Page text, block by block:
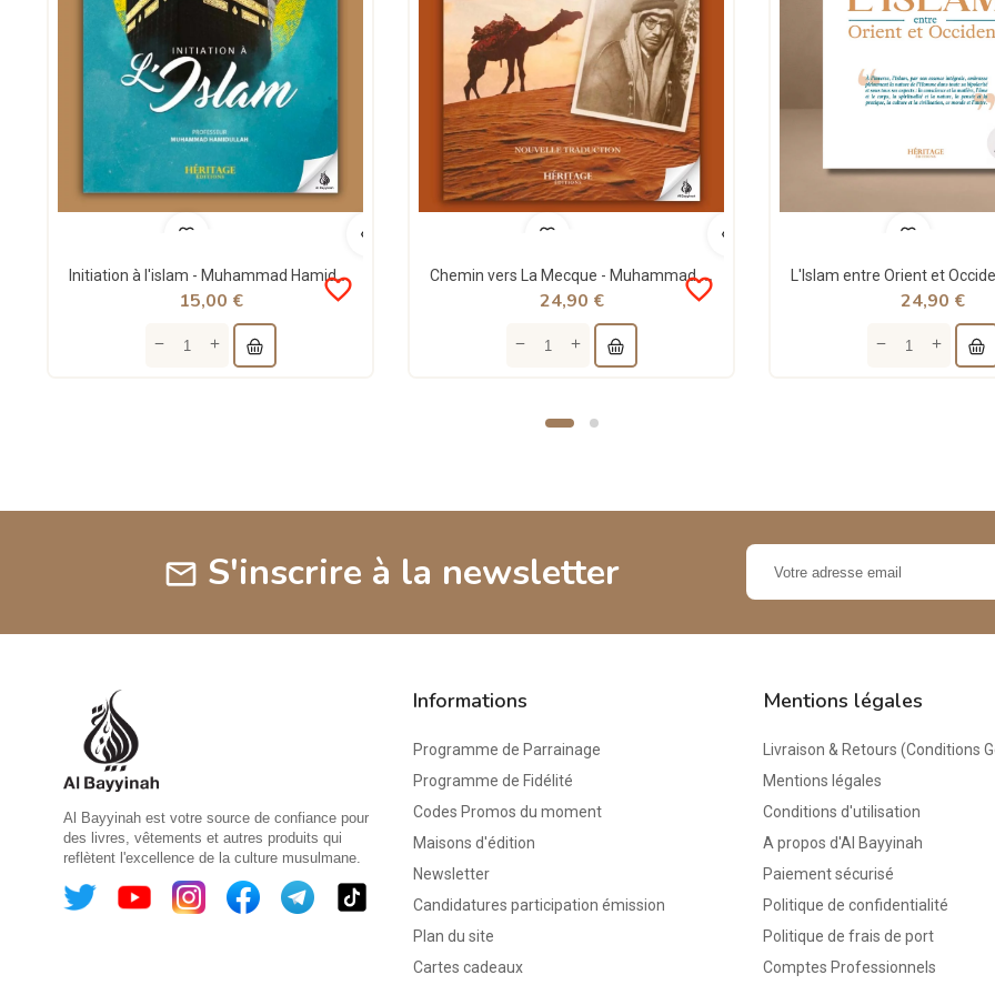
Initiation à l'islam - Muhammad Hamidullah - Héritage
favorite_border
15,00 €
Chemin vers La Mecque - Muhammad Asad - Héritage
favorite_border
24,90 € 24,90 €
mail S'inscrire à la newsletter
Al Bayyinah est votre source de confiance pour
des livres, vêtements et autres produits qui
reflètent l'excellence de la culture musulmane.
Informations
Programme de Parrainage
Programme de Fidélité
Codes Promos du moment
Maisons d'édition
Newsletter
Candidatures participation émission
Plan du site
Cartes cadeaux
Mentions légales
Livraison & Retours (Conditions
Mentions légales
Conditions d'utilisation
A propos d'Al Bayyinah
Paiement sécurisé
Politique de confidentialité
Politique de frais de port
Comptes Professionnels